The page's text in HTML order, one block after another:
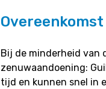
Overeenkomst
Bij de minderheid van
zenuwaandoening:
tijd en kunnen snel in